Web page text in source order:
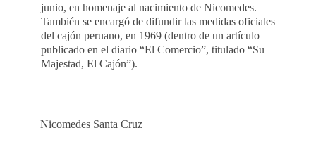
junio, en homenaje al nacimiento de Nicomedes.
También se encargó de difundir las medidas oficiales
del cajón peruano, en 1969 (dentro de un artículo
publicado en el diario “El Comercio”, titulado “Su
Majestad, El Cajón”).
Nicomedes Santa Cruz